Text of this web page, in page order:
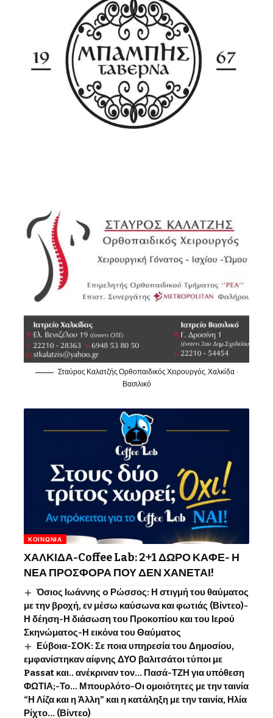
Σταύρος Καλατζής Ορθοπαιδικός Χειρουργός, Χαλκίδα -
Βασιλικό
ΚΟΙΝΩΝΊΑ
ΧΑΛΚΙΔΑ-Coffee Lab: 2+1 ΔΩΡΟ ΚΑΦΕ- Η
ΝΕΑ ΠΡΟΣΦΟΡΑ ΠΟΥ ΔΕΝ ΧΑΝΕΤΑΙ!
Όσιος Ιωάννης o Ρώσσος: Η στιγμή του θαύματος
με την βροχή, εν μέσω καύσωνα και φωτιάς (Βίντεο)-
Η δέηση-Η διάσωση του Προκοπίου και του Ιερού
Σκηνώματος-Η εικόνα του Θαύματος
Εύβοια-ΣΟΚ: Σε ποια υπηρεσία του Δημοσίου,
εμφανίστηκαν αίφνης ΔΥΟ βαλιτσάτοι τύποι με
Passat και.. ανέκριναν τον… Πασά-ΤΖΗ για υπόθεση
ΦΩΤΙΑ;-Το… Μπουρλότο-Οι ομοιότητες με την ταινία
“Η Λίζα και η Άλλη” και η κατάληξη με την ταινία, Ηλία
Ρίχτο… (Βίντεο)